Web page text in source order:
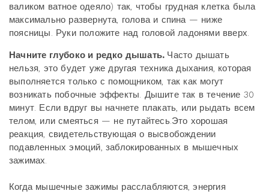
валиком ватное одеяло) так, чтобы грудная клетка была
максимально развернута, голова и спина — ниже
поясницы. Руки положите над головой ладонями вверх.
Начните глубоко и редко дышать. Часто дышать
нельзя, это будет уже другая техника дыхания, которая
выполняется только с помощником, так как могут
возникать побочные эффекты. Дышите так в течение 30
минут. Если вдруг вы начнете плакать, или рыдать всем
телом, или смеяться — не путайтесь.Это хорошая
реакция, свидетельствующая о высвобождении
подавленных эмоций, заблокированных в мышечных
зажимах.
Когда мышечные зажимы расслабляются, энергия